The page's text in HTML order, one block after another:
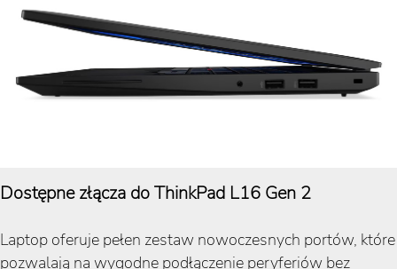
Dostępne złącza do ThinkPad L16 Gen 2
Laptop oferuje pełen zestaw nowoczesnych portów, które
pozwalają na wygodne podłączenie peryferiów bez